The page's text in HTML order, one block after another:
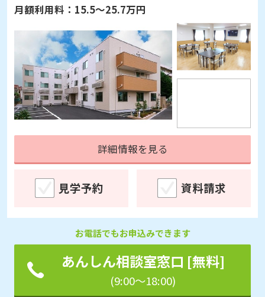
詳細情報を見る
お電話でもお申込みできます
あんしん相談室窓口 [無料]
(9:00～18:00)